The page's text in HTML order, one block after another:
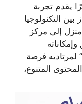
يقدم تجربة
التكنولوجيا
إلى مركز
فرصة
المتنوع،